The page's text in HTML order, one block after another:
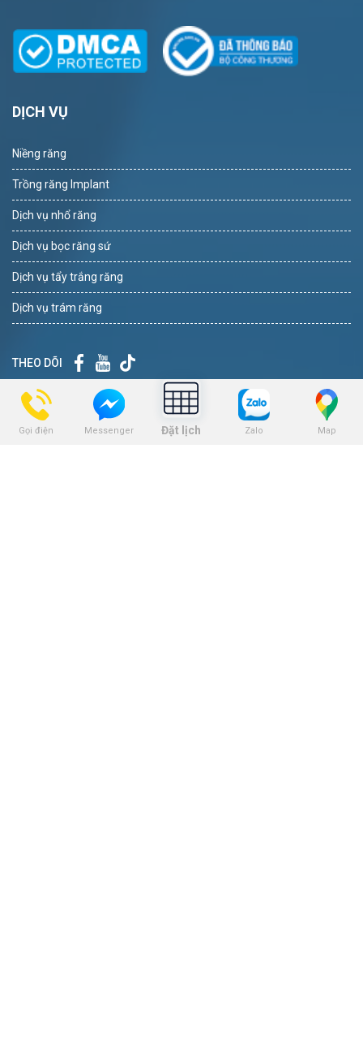
Gọi điện Messenger Đặt lịch Zalo Map
DỊCH VỤ
Niềng răng
Trồng răng Implant
Dịch vụ nhổ răng
Dịch vụ bọc răng sứ
Dịch vụ tẩy trắng răng
Dịch vụ trám răng
THEO DÕI
BẢNG GIÁ